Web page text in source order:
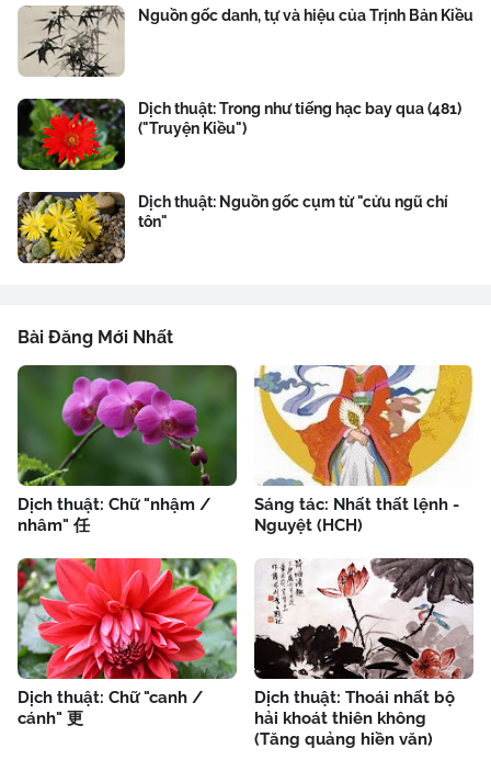
Nguồn gốc danh, tự và hiệu của Trịnh Bản Kiều
Dịch thuật: Trong như tiếng hạc bay qua (481)
("Truyện Kiều")
Dịch thuật: Nguồn gốc cụm từ "cửu ngũ chí
tôn"
Bài Đăng Mới Nhất
Dịch thuật: Chữ "nhậm /
nhâm" 任
Sáng tác: Nhất thất lệnh -
Nguyệt (HCH)
Dịch thuật: Chữ "canh /
cánh" 更
Dịch thuật: Thoái nhất bộ
hải khoát thiên không
(Tăng quảng hiền văn)